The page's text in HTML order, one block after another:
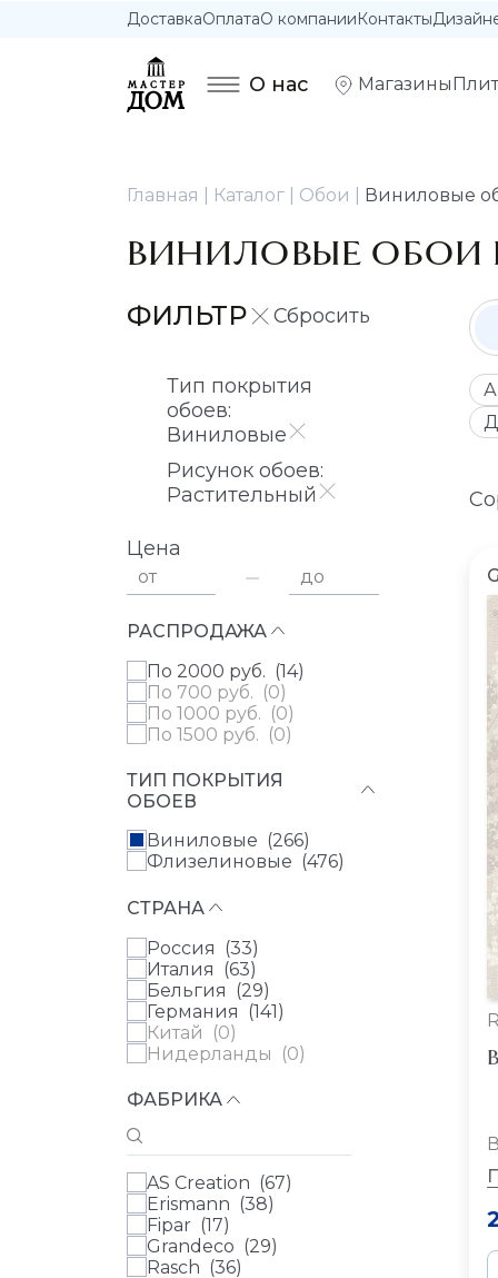
ДоставкаОплатаО компанииКонтакты
О нас Магазины
Главная Каталог Обои Виниловые
ВИНИЛОВЫЕ ОБОИ
ФИЛЬТР
Тип покрытия
обоев:
Виниловые
Рисунок обоев:
Растительный
Цена
от до
РАСПРОДАЖА
по 2000 руб. (14)
по 700 руб. (0)
по 1000 руб. (0)
по 1500 руб. (0)
ТИП ПОКРЫТИЯ
ОБОЕВ
Виниловые (266)
Флизелиновые (476)
СТРАНА
Россия (33)
Италия (63)
Бельгия (29)
Германия (141)
Китай (0)
Нидерланды (0)
ФАБРИКА
AS Creation (67)
Erismann (38)
Fipar (17)
Grandeco (29)
Rasch (36)